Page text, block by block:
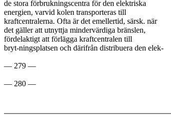
de stora förbrukningscentra för den elektriska
energien, varvid kolen transporteras till
kraftcentralerna. Ofta är det emellertid, särsk. när
det gäller att utnyttja mindervärdiga bränslen,
fördelaktigt att förlägga kraftcentralen till
bryt-ningsplatsen och därifrån distribuera den elek-
— 279 —